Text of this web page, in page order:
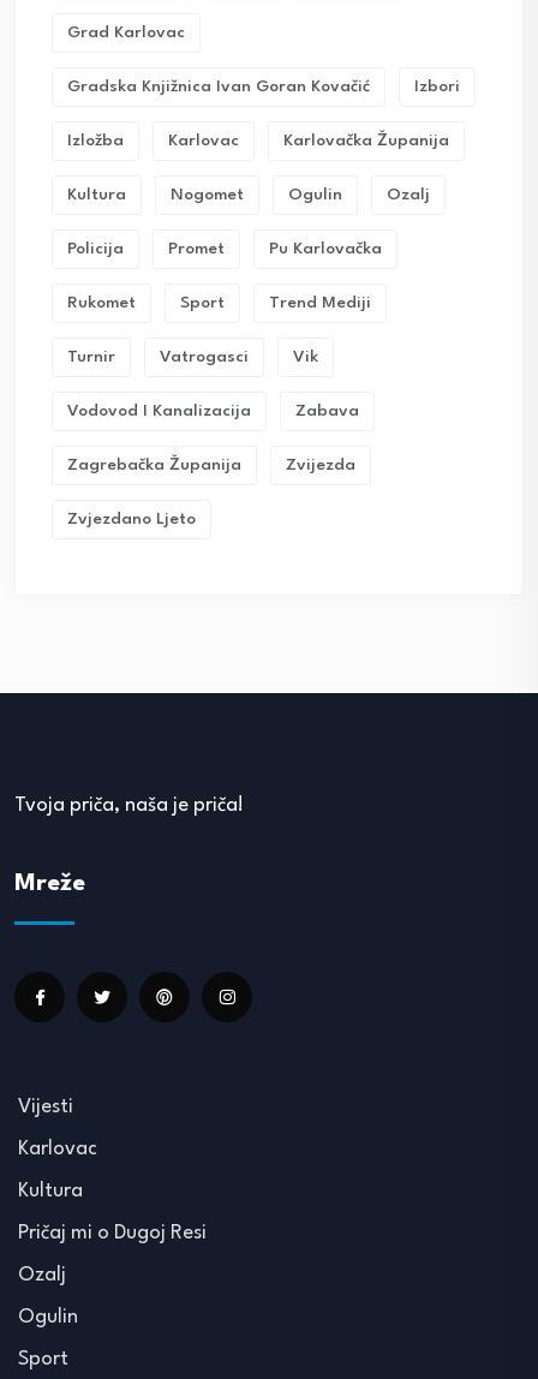
Grad Karlovac
Gradska Knjižnica Ivan Goran Kovačić Izbori
Izložba Karlovac Karlovačka Županija
Kultura Nogomet Ogulin Ozalj
Policija Promet Pu Karlovačka
Rukomet Sport Trend Mediji
Turnir Vatrogasci Vik
Vodovod I Kanalizacija Zabava
Zagrebačka Županija Zvijezda
Zvjezdano Ljeto
Tvoja priča, naša je priča!
Mreže
Vijesti
Karlovac
Kultura
Pričaj mi o Dugoj Resi
Ozalj
Ogulin
Sport